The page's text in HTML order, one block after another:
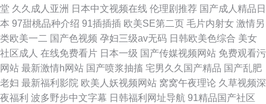
堂 久久成人亚洲 日本中文视频在线 伦理剧推荐 国产成人精品日
本 97甜桃品种介绍 91插插插 欧美SE第二页 毛片内射女 激情另
类欧美一二 国产色视频 孕妇三级av无码 日韩欧美色综合 美女
社区成人 在线免费看片 日本一级 国产传媒视频网站 免费观看污
网站 最新激情h网站 国产喷浆抽搐 宅男久久国产精品 国产乱肥
老妇 最新福利影院 欧美人妖视频网站 窝窝午夜理论 久草视频深
夜福利 波多野步中文字幕 日韩福利网址导航 91精品国产社区